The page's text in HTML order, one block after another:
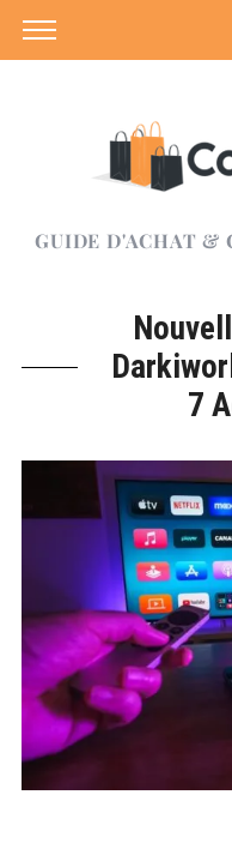
GUIDE D'ACHAT &
7